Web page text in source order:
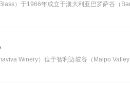
）于1966年成立于澳大利亚巴罗萨谷（
Winery）位于智利迈坡谷（Maipo